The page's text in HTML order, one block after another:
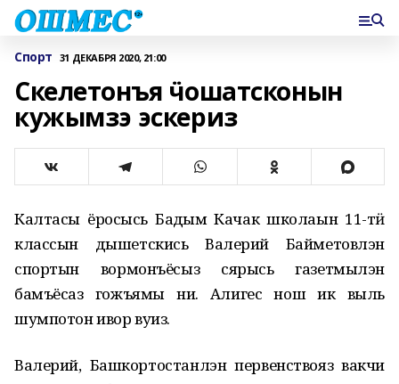
Спорт 31 ДЕКАБРЯ 2020, 21:00
Скелетонъя ӵошатсконын
кужымзэ эскериз
Калтасы ёросысь Бадӟым Качак школаын 11-тӥ
классын дышетскись Валерий Байметовлэн
спортын вормонъёсыз сярысь газетмылэн
бамъёсаз гожъямы ни. Алигес нош ик выль
шумпотон ивор вуиз.
Валерий, Башкортостанлэн первенствояз вакчи